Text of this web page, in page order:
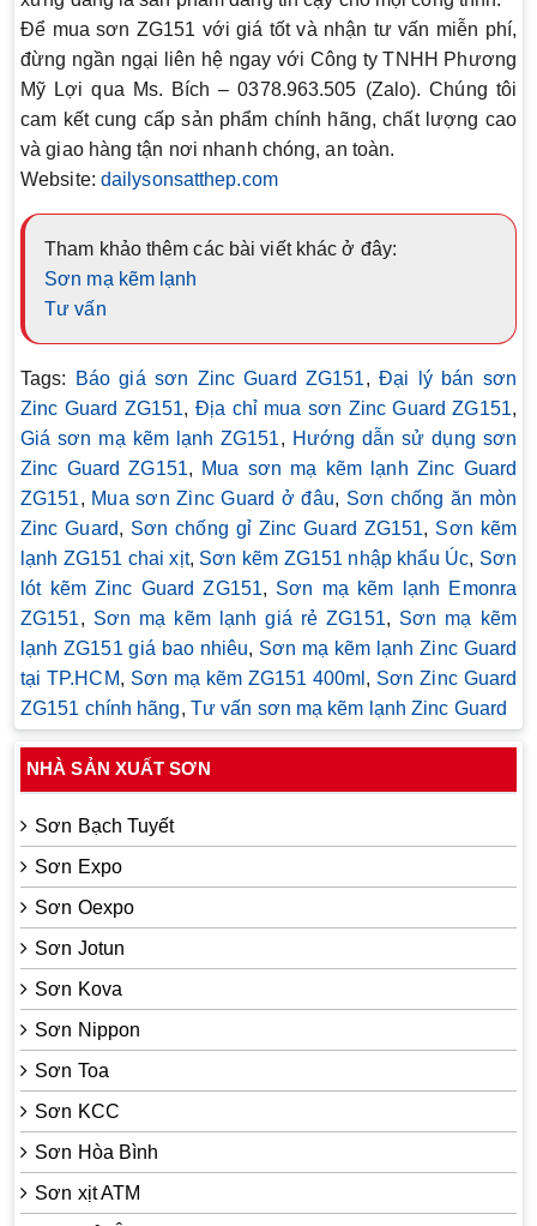
Để mua sơn ZG151 với giá tốt và nhận tư vấn miễn phí,
đừng ngần ngại liên hệ ngay với Công ty TNHH Phương
Mỹ Lợi qua Ms. Bích – 0378.963.505 (Zalo). Chúng tôi
cam kết cung cấp sản phẩm chính hãng, chất lượng cao
và giao hàng tận nơi nhanh chóng, an toàn.
Website: dailysonsatthep.com
Tham khảo thêm các bài viết khác ở đây:
Sơn mạ kẽm lạnh
Tư vấn
Tags: Báo giá sơn Zinc Guard ZG151, Đại lý bán sơn
Zinc Guard ZG151, Địa chỉ mua sơn Zinc Guard ZG151,
Giá sơn mạ kẽm lạnh ZG151, Hướng dẫn sử dụng sơn
Zinc Guard ZG151, Mua sơn mạ kẽm lạnh Zinc Guard
ZG151, Mua sơn Zinc Guard ở đâu, Sơn chống ăn mòn
Zinc Guard, Sơn chống gỉ Zinc Guard ZG151, Sơn kẽm
lạnh ZG151 chai xịt, Sơn kẽm ZG151 nhập khẩu Úc, Sơn
lót kẽm Zinc Guard ZG151, Sơn mạ kẽm lạnh Emonra
ZG151, Sơn mạ kẽm lạnh giá rẻ ZG151, Sơn mạ kẽm
lạnh ZG151 giá bao nhiêu, Sơn mạ kẽm lạnh Zinc Guard
tại TP.HCM, Sơn mạ kẽm ZG151 400ml , Sơn Zinc Guard
ZG151 chính hãng, Tư vấn sơn mạ kẽm lạnh Zinc Guard
NHÀ SẢN XUẤT SƠN
Sơn Bạch Tuyết
Sơn Expo
Sơn Oexpo
Sơn Jotun
Sơn Kova
Sơn Nippon
Sơn Toa
Sơn KCC
Sơn Hòa Bình
Sơn xịt ATM